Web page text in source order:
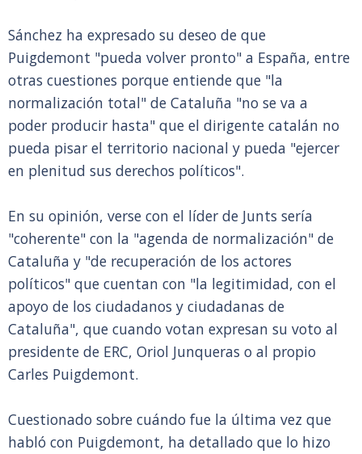
Sánchez ha expresado su deseo de que
Puigdemont "pueda volver pronto" a España, entre
otras cuestiones porque entiende que "la
normalización total" de Cataluña "no se va a
poder producir hasta" que el dirigente catalán no
pueda pisar el territorio nacional y pueda "ejercer
en plenitud sus derechos políticos".
En su opinión, verse con el líder de Junts sería
"coherente" con la "agenda de normalización" de
Cataluña y "de recuperación de los actores
políticos" que cuentan con "la legitimidad, con el
apoyo de los ciudadanos y ciudadanas de
Cataluña", que cuando votan expresan su voto al
presidente de ERC, Oriol Junqueras o al propio
Carles Puigdemont.
Cuestionado sobre cuándo fue la última vez que
habló con Puigdemont, ha detallado que lo hizo